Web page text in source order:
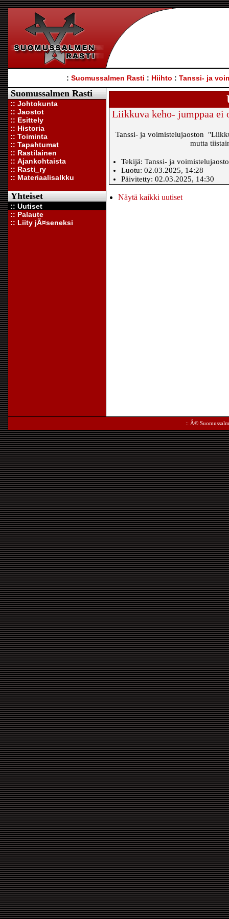
: Suomussalmen Rasti : Hiihto : Tanssi- ja
Suomussalmen Rasti
:: Johtokunta
:: Jaostot
:: Esittely
:: Historia
:: Toiminta
:: Tapahtumat
:: Rastilainen
:: Ajankohtaista
:: Rasti_ry
:: Materiaalisalkku
Yhteiset
:: Uutiset
:: Palaute
:: Liity jÃ¤seneksi
Liikkuva keho- jumppaa ei
Tanssi- ja voimistelujaoston
mutta
Tekijä: Tanssi- ja
Luotu: 02.03.2025, 14:28
Päivitetty: 02.03.2025, 14:30
Näytä kaikki uutiset
:: Â©